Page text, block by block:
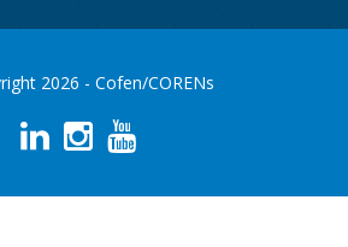
2026 - Cofen/CORENs